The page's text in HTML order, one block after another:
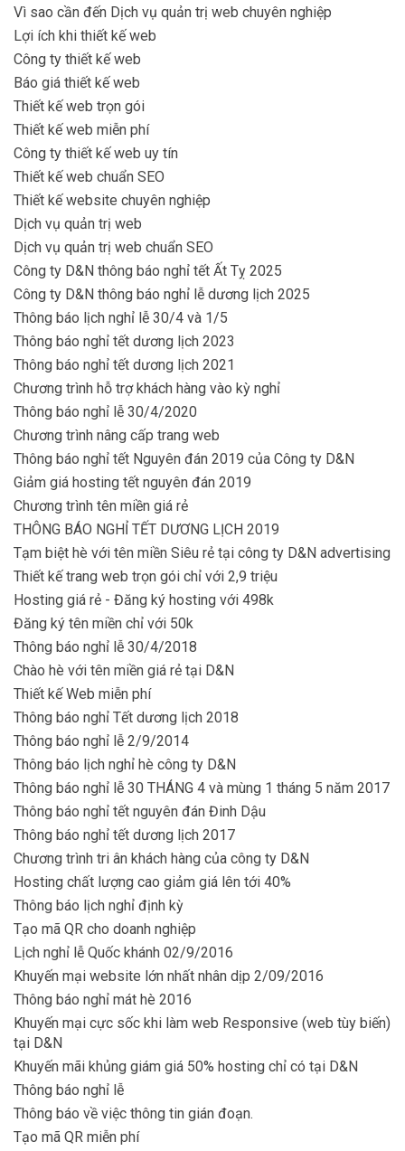
Vì sao cần đến Dịch vụ quản trị web chuyên nghiệp
Lợi ích khi thiết kế web
Công ty thiết kế web
Báo giá thiết kế web
Thiết kế web trọn gói
Thiết kế web miễn phí
Công ty thiết kế web uy tín
Thiết kế web chuẩn SEO
Thiết kế website chuyên nghiệp
Dịch vụ quản trị web
Dịch vụ quản trị web chuẩn SEO
Công ty D&N thông báo nghỉ tết Ất Tỵ 2025
Công ty D&N thông báo nghỉ lễ dương lịch 2025
Thông báo lịch nghỉ lễ 30/4 và 1/5
Thông báo nghỉ tết dương lịch 2023
Thông báo nghỉ tết dương lịch 2021
Chương trình hỗ trợ khách hàng vào kỳ nghỉ
Thông báo nghỉ lễ 30/4/2020
Chương trình nâng cấp trang web
Thông báo nghỉ tết Nguyên đán 2019 của Công ty D&N
Giảm giá hosting tết nguyên đán 2019
Chương trình tên miền giá rẻ
THÔNG BÁO NGHỈ TẾT DƯƠNG LỊCH 2019
Tạm biệt hè với tên miền Siêu rẻ tại công ty D&N advertising
Thiết kế trang web trọn gói chỉ với 2,9 triệu
Hosting giá rẻ - Đăng ký hosting với 498k
Đăng ký tên miền chỉ với 50k
Thông báo nghỉ lễ 30/4/2018
Chào hè với tên miền giá rẻ tại D&N
Thiết kế Web miễn phí
Thông báo nghỉ Tết dương lịch 2018
Thông báo nghỉ lễ 2/9/2014
Thông báo lịch nghỉ hè công ty D&N
Thông báo nghỉ lễ 30 THÁNG 4 và mùng 1 tháng 5 năm 2017
Thông báo nghỉ tết nguyên đán Đinh Dậu
Thông báo nghỉ tết dương lịch 2017
Chương trình tri ân khách hàng của công ty D&N
Hosting chất lượng cao giảm giá lên tới 40%
Thông báo lịch nghỉ định kỳ
Tạo mã QR cho doanh nghiệp
Lịch nghỉ lễ Quốc khánh 02/9/2016
Khuyến mại website lớn nhất nhân dịp 2/09/2016
Thông báo nghỉ mát hè 2016
Khuyến mại cực sốc khi làm web Responsive (web tùy biến)
tại D&N
Khuyến mãi khủng giám giá 50% hosting chỉ có tại D&N
Thông báo nghỉ lễ
Thông báo về việc thông tin gián đoạn.
Tạo mã QR miễn phí